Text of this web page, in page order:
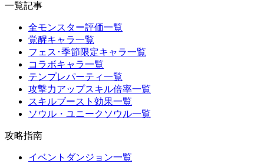
一覧記事
全モンスター評価一覧
覚醒キャラ一覧
フェス･季節限定キャラ一覧
コラボキャラ一覧
テンプレパーティ一覧
攻撃力アップスキル倍率一覧
スキルブースト効果一覧
ソウル・ユニークソウル一覧
攻略指南
イベントダンジョン一覧